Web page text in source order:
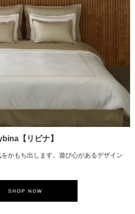
【リビナ】
かもち出します。遊び心があるデザイン